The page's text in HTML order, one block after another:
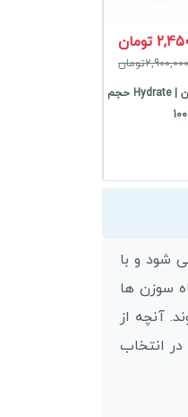
تومان
2,900,000تومان
کیت پلاژن آبرسان | Hydrate حجم
شود و با
سوزن ها
آنچه از
انتخاب